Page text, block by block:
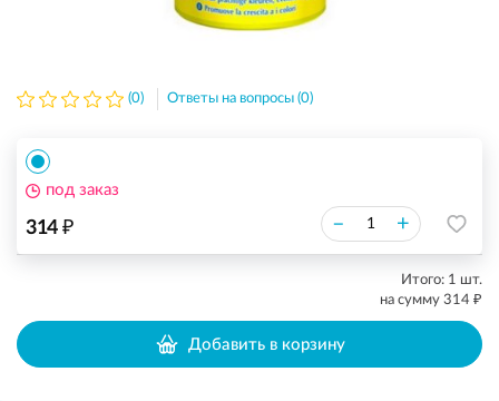
(0) Ответы на вопросы (0)
314 ₽ – +
под заказ
Итого: 1 шт.
на сумму 314 ₽
Добавить в корзину